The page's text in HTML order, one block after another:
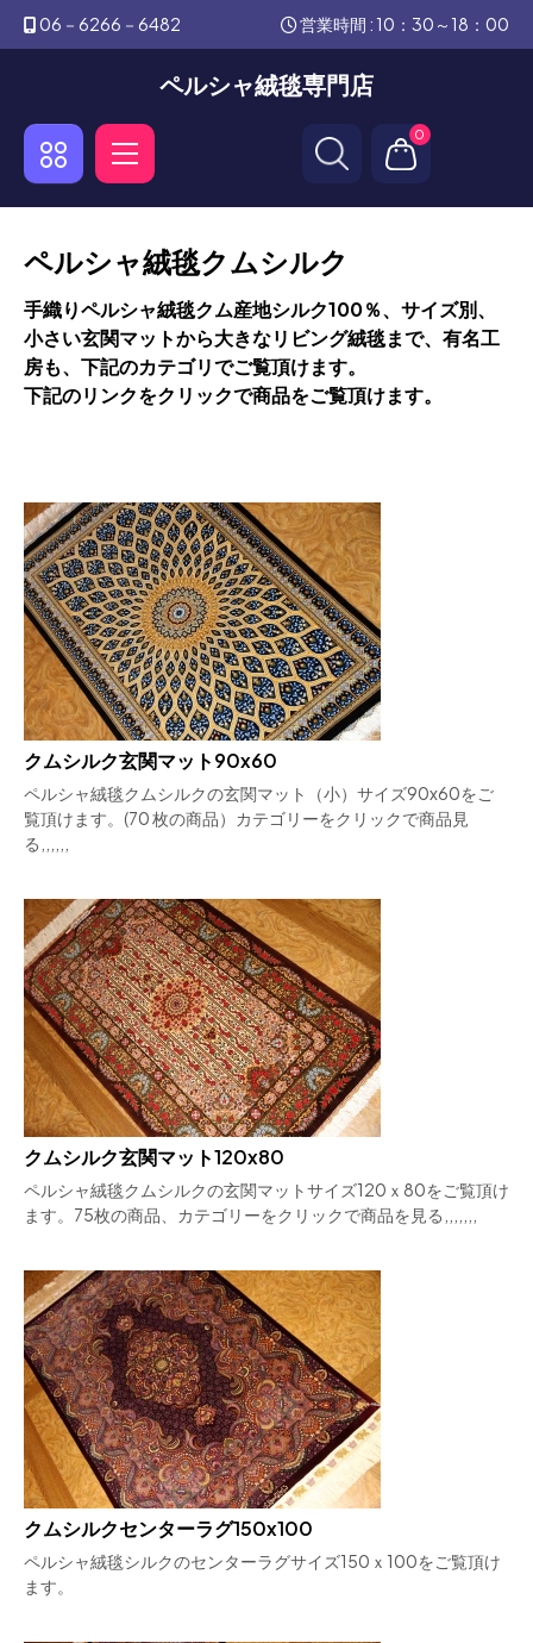
06－6266－6482 営業時間 : 10：30～18：00
ペルシャ絨毯専門店
0
ペルシャ絨毯クムシルク
手織りペルシャ絨毯クム産地シルク100％、サイズ別、
小さい玄関マットから大きなリビング絨毯まで、有名工
房も、下記のカテゴリでご覧頂けます。
下記のリンクをクリックで商品をご覧頂けます。
クムシルク玄関マット90x60
ペルシャ絨毯クムシルクの玄関マット（小）サイズ90x60をご
覧頂けます。(70 枚の商品）カテゴリーをクリックで商品見
る,,,,,,
クムシルク玄関マット120x80
ペルシャ絨毯クムシルクの玄関マットサイズ120ｘ80をご覧頂け
ます。75枚の商品、カテゴリーをクリックで商品を見る,,,,,,,
クムシルクセンターラグ150x100
ペルシャ絨毯シルクのセンターラグサイズ150ｘ100をご覧頂け
ます。